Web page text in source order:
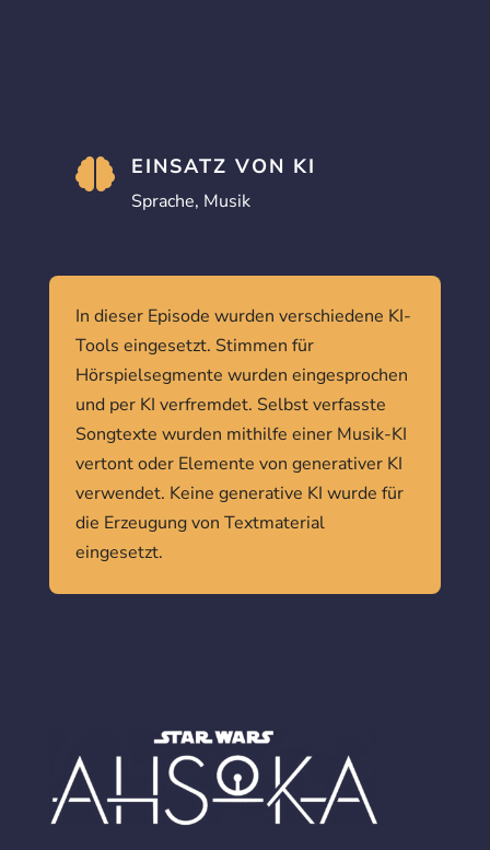
 EINSATZ VON KI
Sprache, Musik
In dieser Episode wurden verschiedene KI-
Tools eingesetzt. Stimmen für
Hörspielsegmente wurden eingesprochen
und per KI verfremdet. Selbst verfasste
Songtexte wurden mithilfe einer Musik-KI
vertont oder Elemente von generativer KI
verwendet. Keine generative KI wurde für
die Erzeugung von Textmaterial
eingesetzt.